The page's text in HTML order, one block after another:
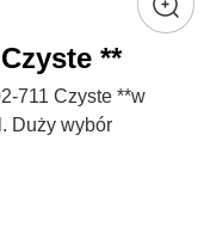
**
711 Czyste **w
Duży wybór